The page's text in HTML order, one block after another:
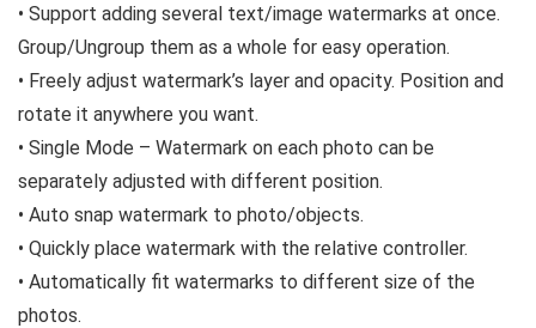
• Support adding several text/image watermarks at once.
Group/Ungroup them as a whole for easy operation.
• Freely adjust watermark’s layer and opacity. Position and
rotate it anywhere you want.
• Single Mode – Watermark on each photo can be
separately adjusted with different position.
• Auto snap watermark to photo/objects.
• Quickly place watermark with the relative controller.
• Automatically fit watermarks to different size of the
photos.